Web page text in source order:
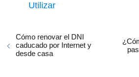
Utilizar
Cómo renovar el DNI
caducado por Internet y
desde casa